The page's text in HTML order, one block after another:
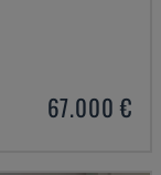
67.000 €